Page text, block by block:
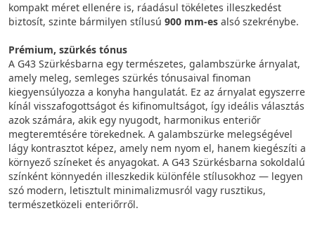
kompakt méret ellenére is, ráadásul tökéletes illeszkedést
biztosít, szinte bármilyen stílusú 900 mm-es alsó szekrénybe.
Prémium, szürkés tónus
A G43 Szürkésbarna egy természetes, galambszürke árnyalat,
amely meleg, semleges szürkés tónusaival finoman
kiegyensúlyozza a konyha hangulatát. Ez az árnyalat egyszerre
kínál visszafogottságot és kifinomultságot, így ideális választás
azok számára, akik egy nyugodt, harmonikus enteriőr
megteremtésére törekednek. A galambszürke melegségével
lágy kontrasztot képez, amely nem nyom el, hanem kiegészíti a
környező színeket és anyagokat. A G43 Szürkésbarna sokoldalú
színként könnyedén illeszkedik különféle stílusokhoz — legyen
szó modern, letisztult minimalizmusról vagy rusztikus,
természetközeli enteriőrről.